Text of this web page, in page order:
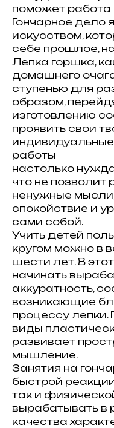
поможет работа
Гончарное дело
искусством,
себе прошлое,
Лепка горшка,
домашнего
ступенью для
образом,
изготовлению
проявить свои
работы
настолько
что не позволит
ненужные
спокойствие и
сами собой.
Учить детей
кругом можно в
шести лет. В
начинать
аккуратность,
возникающие
процессу лепки.
виды
развивает
мышление.
Занятия на
быстрой
так и
вырабатывать в
качества